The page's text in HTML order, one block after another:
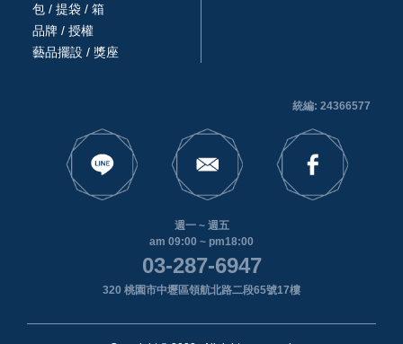
包 / 提袋 / 箱
品牌 / 授權
藝品擺設 / 獎座
統編: 24366577
週一 ~ 週五
am 09:00 ~ pm18:00
03-287-6947
320 桃園市中壢區領航北路二段65號17樓